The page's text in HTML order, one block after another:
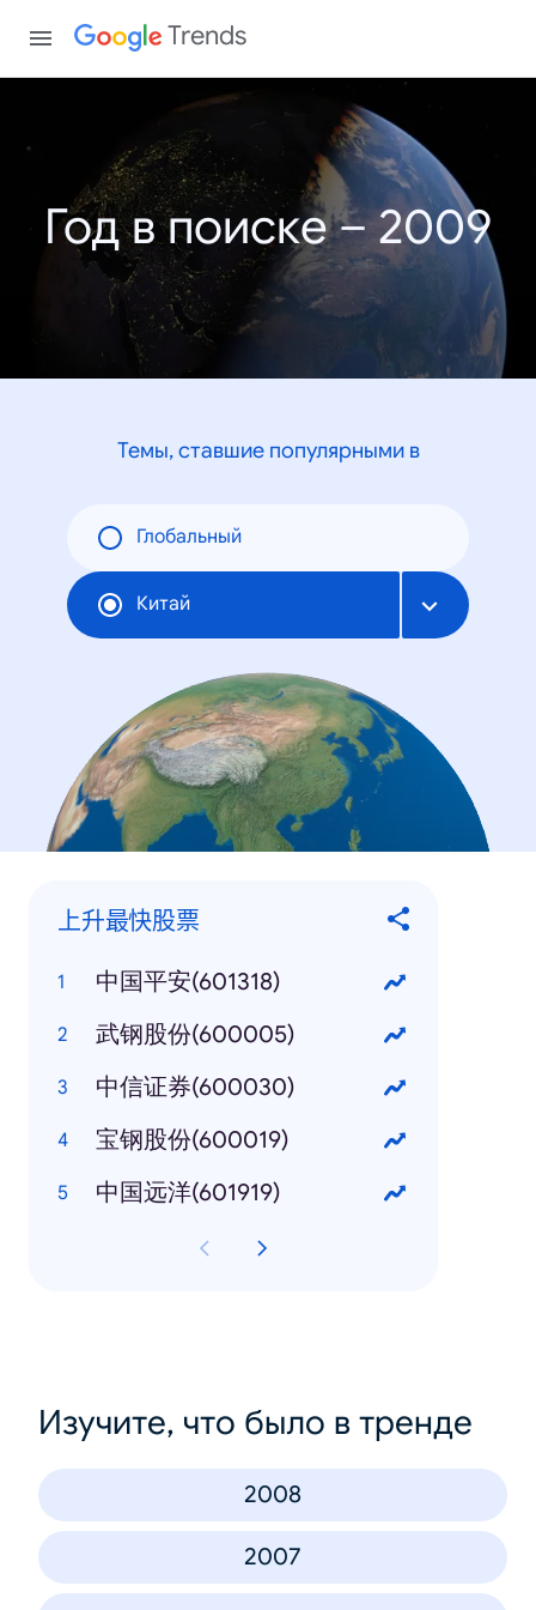
Trends
Год в поиске – 2009
Темы, ставшие популярными в
Глобальный
Китай
上升最快股票
中国平安(601318)
武钢股份(600005)
中信证券(600030)
宝钢股份(600019)
中国远洋(601919)
Изучите, что было в тренде
2008
2007